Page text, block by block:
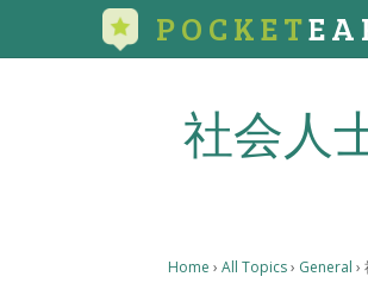
POCKET
社会人
Home › All Topics› General ›